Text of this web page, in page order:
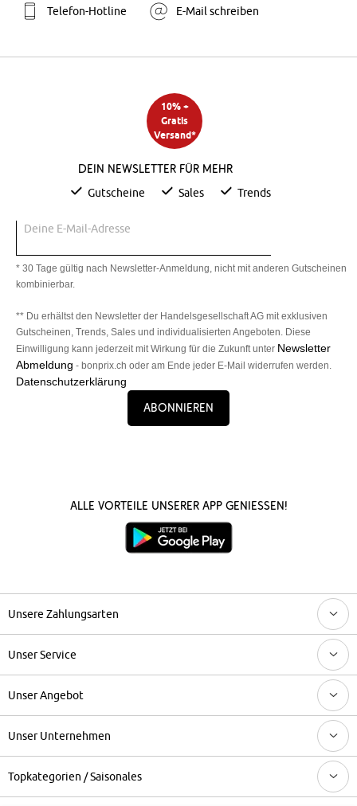
Telefon-Hotline E-Mail schreiben
10% +
Gratis
Versand*
Dein Newsletter für mehr
Gutscheine Sales Trends
Deine E-Mail-Adresse
* 30 Tage gültig nach Newsletter-Anmeldung, nicht mit anderen Gutscheinen
kombinierbar.
** Du erhältst den Newsletter der Handelsgesellschaft AG mit exklusiven
Gutscheinen, Trends, Sales und individualisierten Angeboten. Diese
Einwilligung kann jederzeit mit Wirkung für die Zukunft unter Newsletter
Abmeldung - bonprix.ch oder am Ende jeder E-Mail widerrufen werden.
Datenschutzerklärung
Abonnieren
Alle Vorteile unserer App genießen!
Unsere Zahlungsarten
Unser Service
Unser Angebot
Unser Unternehmen
Topkategorien / Saisonales